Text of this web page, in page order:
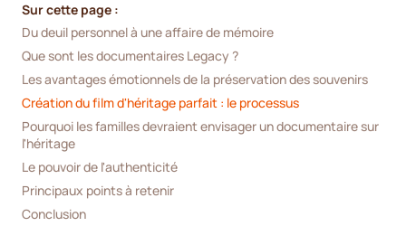
Sur cette page :
Du deuil personnel à une affaire de mémoire
Que sont les documentaires Legacy ?
Les avantages émotionnels de la préservation des souvenirs
Création du film d'héritage parfait : le processus
Pourquoi les familles devraient envisager un documentaire sur
l'héritage
Le pouvoir de l'authenticité
Principaux points à retenir
Conclusion